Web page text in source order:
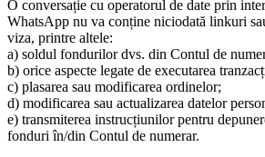
O conversație cu operatorul de date prin
WhatsApp nu va conține niciodată linkuri
viza, printre altele:
a) soldul fondurilor dvs. din Contul de
b) orice aspecte legate de executarea
c) plasarea sau modificarea ordinelor;
d) modificarea sau actualizarea datelor
e) transmiterea instrucțiunilor pentru
fonduri în/din Contul de numerar.